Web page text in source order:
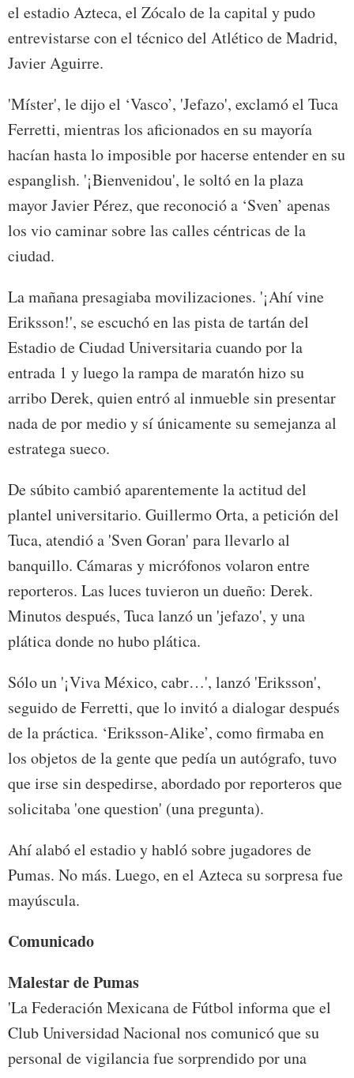
el estadio Azteca, el Zócalo de la capital y pudo
entrevistarse con el técnico del Atlético de Madrid,
Javier Aguirre.
'Míster', le dijo el ‘Vasco’, 'Jefazo', exclamó el Tuca
Ferretti, mientras los aficionados en su mayoría
hacían hasta lo imposible por hacerse entender en su
espanglish. '¡Bienvenidou', le soltó en la plaza
mayor Javier Pérez, que reconoció a ‘Sven’ apenas
los vio caminar sobre las calles céntricas de la
ciudad.
La mañana presagiaba movilizaciones. '¡Ahí vine
Eriksson!', se escuchó en las pista de tartán del
Estadio de Ciudad Universitaria cuando por la
entrada 1 y luego la rampa de maratón hizo su
arribo Derek, quien entró al inmueble sin presentar
nada de por medio y sí únicamente su semejanza al
estratega sueco.
De súbito cambió aparentemente la actitud del
plantel universitario. Guillermo Orta, a petición del
Tuca, atendió a 'Sven Goran' para llevarlo al
banquillo. Cámaras y micrófonos volaron entre
reporteros. Las luces tuvieron un dueño: Derek.
Minutos después, Tuca lanzó un 'jefazo', y una
plática donde no hubo plática.
Sólo un '¡Viva México, cabr…', lanzó 'Eriksson',
seguido de Ferretti, que lo invitó a dialogar después
de la práctica. ‘Eriksson-Alike’, como firmaba en
los objetos de la gente que pedía un autógrafo, tuvo
que irse sin despedirse, abordado por reporteros que
solicitaba 'one question' (una pregunta).
Ahí alabó el estadio y habló sobre jugadores de
Pumas. No más. Luego, en el Azteca su sorpresa fue
mayúscula.
Comunicado
Malestar de Pumas
'La Federación Mexicana de Fútbol informa que el
Club Universidad Nacional nos comunicó que su
personal de vigilancia fue sorprendido por una